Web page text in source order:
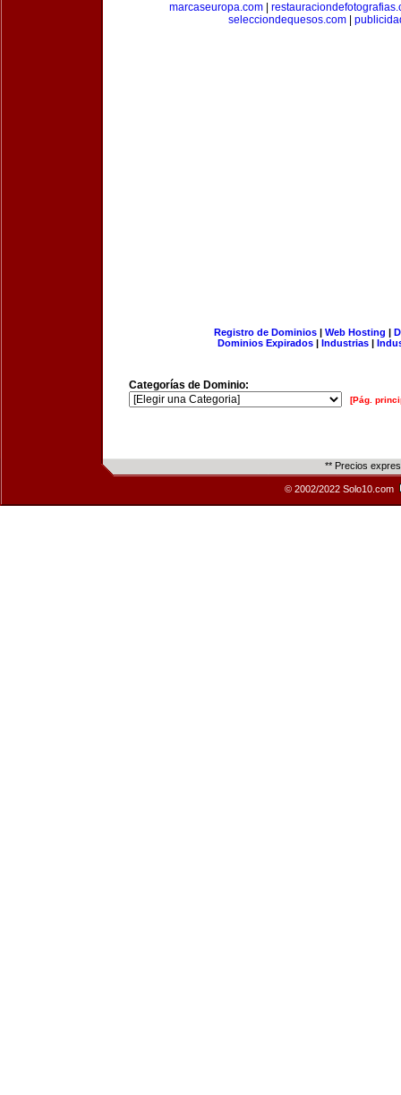
marcaseuropa.com|
selecciondequesos.com|
Registro de Dominios| Web Hosting |
Dominios Expirados | Industrias |
Categorías de Dominio:
[Pág.
** Precios
© 2002/2022 Solo10.com